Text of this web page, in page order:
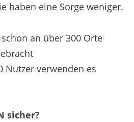
haben eine Sorge weniger.
an über 300 Orte
Nutzer verwenden es
sicher?